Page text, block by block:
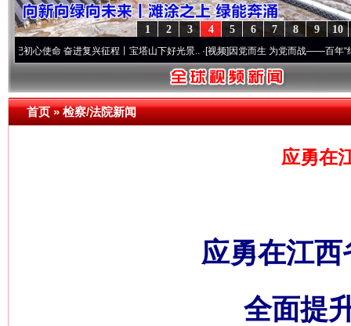
10
9
8
7
6
5
4
3
2
1
命 奋进复兴征程丨宝塔山下好光景..·[视频]因党而生 为党而战——百年“纪”事⑧加强
首页»检察/法院新闻
应勇在
应勇在江
全面提